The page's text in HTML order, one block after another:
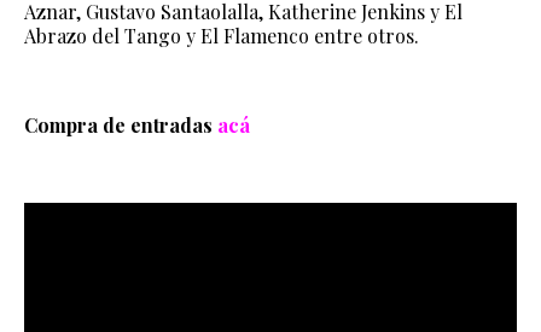
Aznar, Gustavo Santaolalla, Katherine Jenkins y El
Abrazo del Tango y El Flamenco entre otros.
Compra de entradas acá